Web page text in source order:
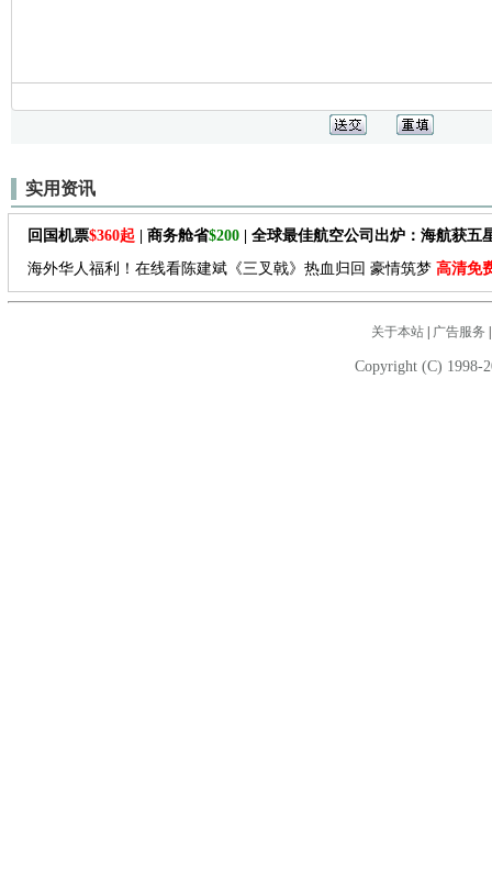
实用资讯
回国机票$360起 | 商务舱省$200 | 全球最佳航空公司出炉：海航获五
海外华人福利！在线看陈建斌《三叉戟》热血归回 豪情筑梦 高清免
关于本站| 广告服务
Copyright (C) 1998-